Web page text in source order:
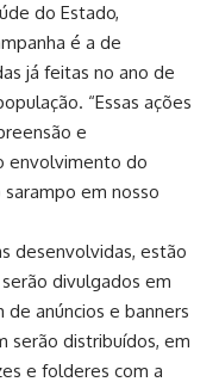
do Estado,
é a de
já feitas no ano de
“Essas ações
e
envolvimento do
em nosso
desenvolvidas, estão
divulgados em
anúncios e banners
serão distribuídos, em
e folderes com a